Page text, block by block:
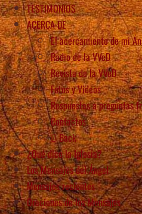
TESTIMONIOS
ACERCA DE
El acercamiento de mi
Radio de la VVeD
Revista de la VVeD
Fotos y Videos
Respuestas a preguntas
Contactos
Back
¿Qué dice la Iglesia?
Los Mensajes del Ángel
Mensajes recientes
Oraciones de los Mensajes